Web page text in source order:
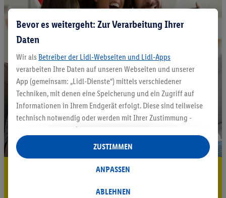
5.95 € Versand sparen³²ᵃ
Jetzt zum Newsletter anmelden
Bevor es weitergeht: Zur Verarbeitung Ihrer
Daten
Wir als Betreiber der Lidl-Webseiten und Lidl-Apps
verarbeiten Ihre Daten auf unseren Webseiten und unserer
App (gemeinsam: „Lidl-Dienste“) mittels verschiedener
Techniken, mit denen eine Speicherung und ein Zugriff auf
Informationen in Ihrem Endgerät erfolgt. Diese sind teilweise
technisch notwendig oder werden mit Ihrer Zustimmung -
auch durch Partner (u.a.
Verantwortliche; im Zusammenhang mit dem IAB TCF
insgesamt
Statistik-Erstellung oder für personalisierte Werbung
Datenverarbeitungen für personalisierte Werbung werden
ABLEHNEN
ANPASSEN
ZUSTIMMEN